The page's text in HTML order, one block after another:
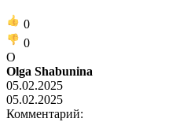
0
0
O
Olga Shabunina
05.02.2025
05.02.2025
Комментарий: